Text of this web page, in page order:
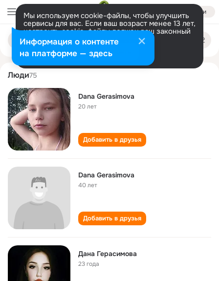
Войти
Мы используем cookie-файлы, чтобы улучшить
сервисы для вас. Если ваш возраст менее 13 лет,
настроить cookie-файлы должен ваш законный
представитель. Больше информации
Разрешить все Настроить
Поиск
людям
dana gerasimova
Люди75
Dana Gerasimova
20 лет
Добавить в друзья
Dana Gerasimova
40 лет
Добавить в друзья
Дана Герасимова
23 года
Информация о контенте
на платформе — здесь